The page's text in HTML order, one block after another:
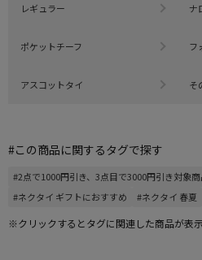
レギュラー ナ
ポケットチーフ フ
アスコットタイ そ
#この商品に関するタグで探す
#2点で1000円引き、3点目で3000円引き対象
#ネクタイ ギフトにおすすめ
#ネクタイ 春夏
※クリックするとタグに関連した商品が表示